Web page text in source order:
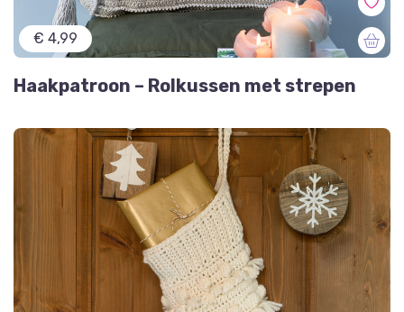
€ 4,99
Haakpatroon – Rolkussen met strepen